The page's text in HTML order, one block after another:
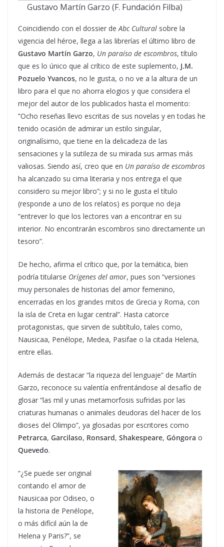
Gustavo Martín Garzo (F. Fundación Filba)
Coincidiendo con el dossier de Abc Cultural sobre la
vigencia del héroe, llega a las librerías el último libro de
Gustavo Martín Garzo, Un paraíso de escombros, título
que es lo único que al crítico de este suplemento, J.M.
Pozuelo Yvancos, no le gusta, o no ve a la altura de un
libro para el que no ahorra elogios y que considera el
mejor del autor de los publicados hasta el momento:
”Ocho reseñas llevo escritas de sus novelas y en todas he
tenido ocasión de admirar un estilo singular,
originalísimo, que tiene en la delicadeza de las
sensaciones y la sutileza de su mirada sus armas más
valiosas. Siendo así, creo que en Un paraíso de escombros
ha alcanzado su cima literaria y nos entrega el que
considero su mejor libro”; y si no le gusta el título
(responde a uno de los relatos) es porque no deja
“entrever lo que los lectores van a encontrar en su
interior. No encontrarán escombros sino directamente un
tesoro”.
De hecho, afirma el crítico que, por la temática, bien
podría titularse Orígenes del amor, pues son “versiones
muy personales de historias del amor femenino,
encerradas en los grandes mitos de Grecia y Roma, con
la isla de Creta en lugar central”. Hasta catorce
protagonistas, que sirven de subtítulo, tales como,
Nausicaa, Penélope, Medea, Pasifae o la citada Helena,
entre ellas.
Además de destacar “la riqueza del lenguaje” de Martín
Garzo, reconoce su valentía enfrentándose al desafío de
glosar “las mil y unas metamorfosis sufridas por las
criaturas humanas o animales deudoras del hacer de los
dioses del Olimpo”, ya glosadas por escritores como
Petrarca, Garcilaso, Ronsard, Shakespeare, Góngora o
Quevedo.
“¿Se puede ser original
contando el amor de
Nausicaa por Odiseo, o
la historia de Penélope,
o más difícil aún la de
Helena y Paris?”, se